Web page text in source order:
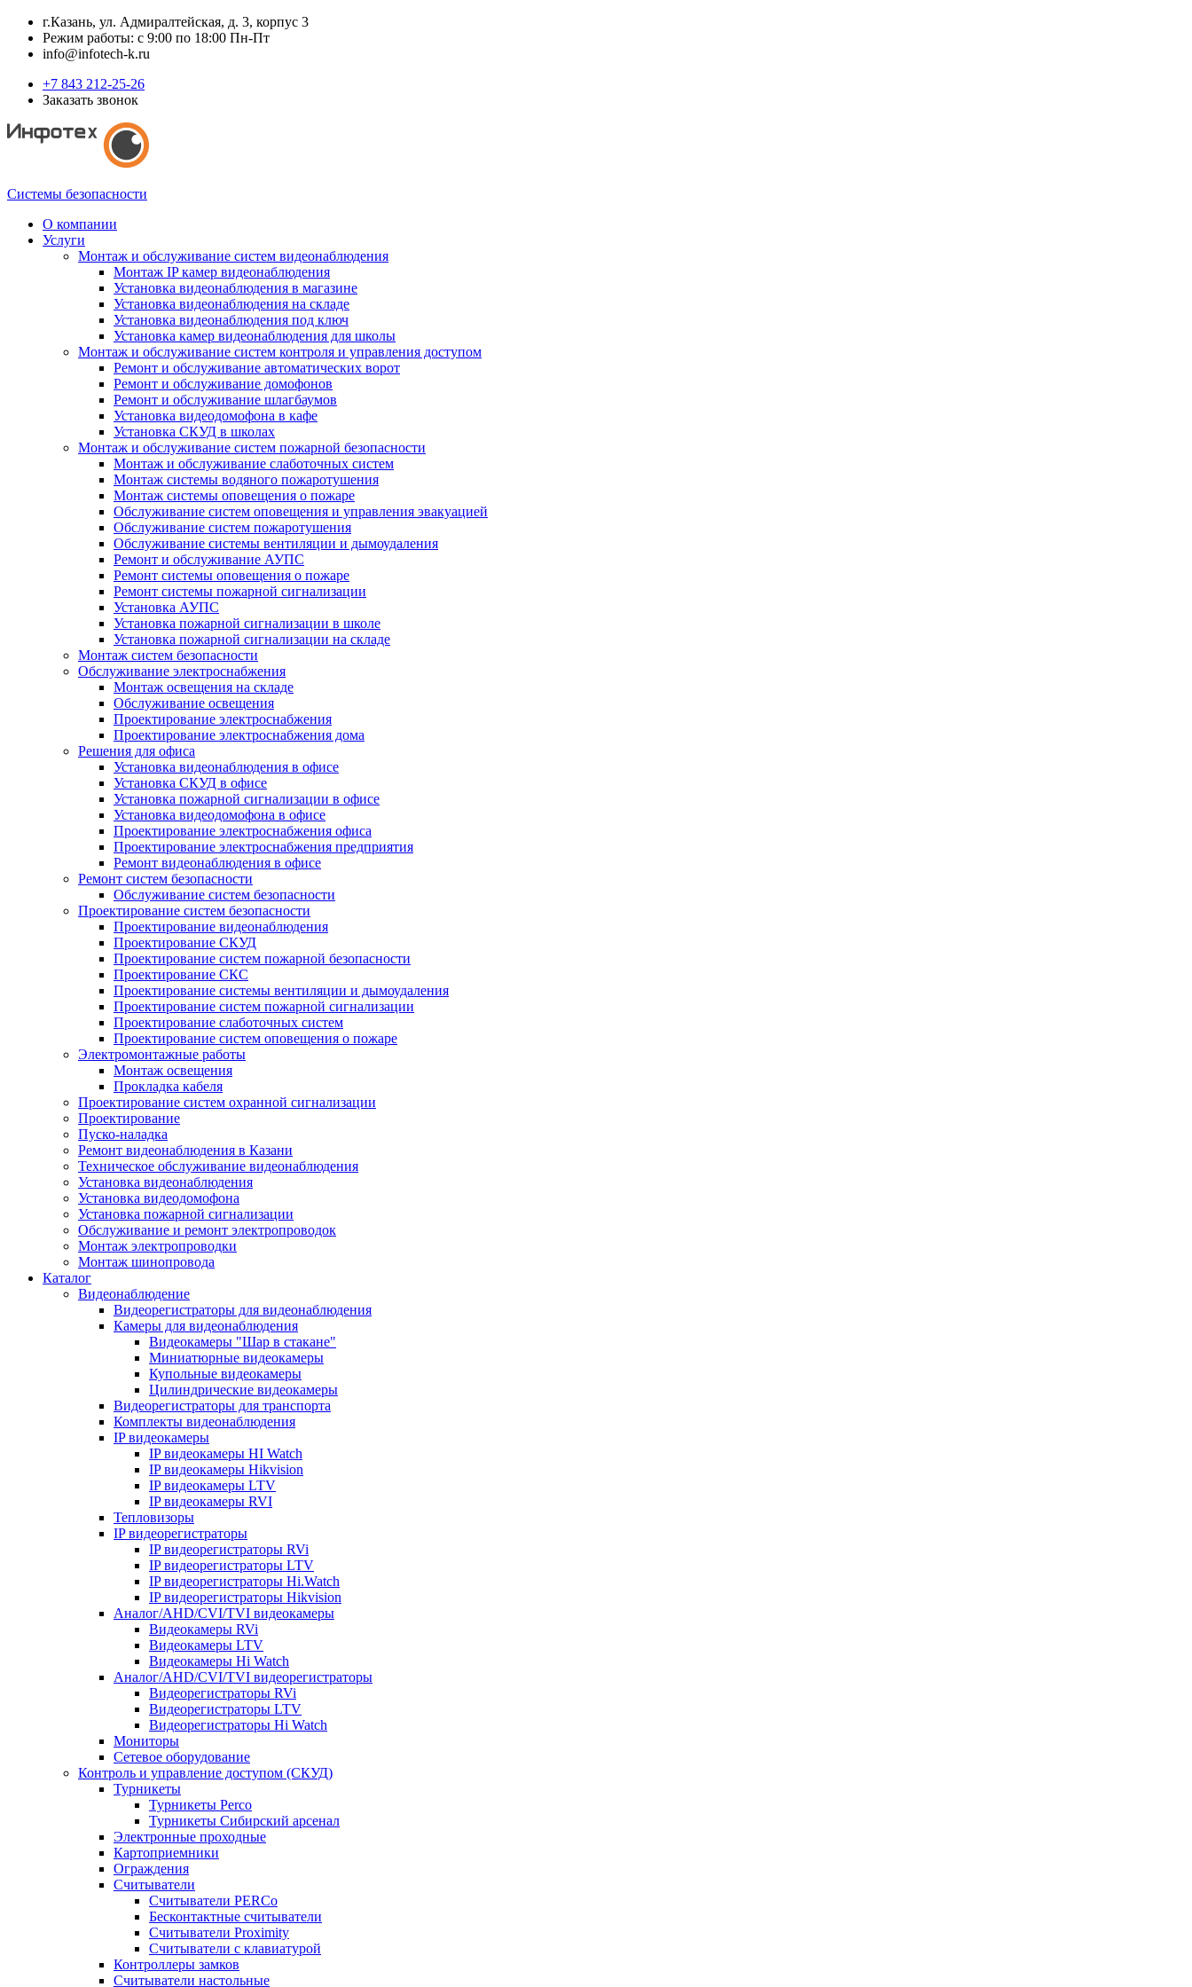
г.Казань, ул. Адмиралтейская, д. 3, корпус 3
Режим работы: с 9:00 по 18:00 Пн-Пт
info@infotech-k.ru
+7 843 212-25-26
Заказать звонок
Системы безопасности
О компании
Услуги
Монтаж и обслуживание систем видеонаблюдения
Монтаж IP камер видеонаблюдения
Установка видеонаблюдения в магазине
Установка видеонаблюдения на складе
Установка видеонаблюдения под ключ
Установка камер видеонаблюдения для школы
Монтаж и обслуживание систем контроля и управления доступом
Ремонт и обслуживание автоматических ворот
Ремонт и обслуживание домофонов
Ремонт и обслуживание шлагбаумов
Установка видеодомофона в кафе
Установка СКУД в школах
Монтаж и обслуживание систем пожарной безопасности
Монтаж и обслуживание слаботочных систем
Монтаж системы водяного пожаротушения
Монтаж системы оповещения о пожаре
Обслуживание систем оповещения и управления эвакуацией
Обслуживание систем пожаротушения
Обслуживание системы вентиляции и дымоудаления
Ремонт и обслуживание АУПС
Ремонт системы оповещения о пожаре
Ремонт системы пожарной сигнализации
Установка АУПС
Установка пожарной сигнализации в школе
Установка пожарной сигнализации на складе
Монтаж систем безопасности
Обслуживание электроснабжения
Монтаж освещения на складе
Обслуживание освещения
Проектирование электроснабжения
Проектирование электроснабжения дома
Решения для офиса
Установка видеонаблюдения в офисе
Установка СКУД в офисе
Установка пожарной сигнализации в офисе
Установка видеодомофона в офисе
Проектирование электроснабжения офиса
Проектирование электроснабжения предприятия
Ремонт видеонаблюдения в офисе
Ремонт систем безопасности
Обслуживание систем безопасности
Проектирование систем безопасности
Проектирование видеонаблюдения
Проектирование СКУД
Проектирование систем пожарной безопасности
Проектирование СКС
Проектирование системы вентиляции и дымоудаления
Проектирование систем пожарной сигнализации
Проектирование слаботочных систем
Проектирование систем оповещения о пожаре
Электромонтажные работы
Монтаж освещения
Прокладка кабеля
Проектирование систем охранной сигнализации
Проектирование
Пуско-наладка
Ремонт видеонаблюдения в Казани
Техническое обслуживание видеонаблюдения
Установка видеонаблюдения
Установка видеодомофона
Установка пожарной сигнализации
Обслуживание и ремонт электропроводок
Монтаж электропроводки
Монтаж шинопровода
Каталог
Видеонаблюдение
Видеорегистраторы для видеонаблюдения
Камеры для видеонаблюдения
Видеокамеры "Шар в стакане"
Миниатюрные видеокамеры
Купольные видеокамеры
Цилиндрические видеокамеры
Видеорегистраторы для транспорта
Комплекты видеонаблюдения
IP видеокамеры
IP видеокамеры HI Watch
IP видеокамеры Hikvision
IP видеокамеры LTV
IP видеокамеры RVI
Тепловизоры
IP видеорегистраторы
IP видеорегистраторы RVi
IP видеорегистраторы LTV
IP видеорегистраторы Hi.Watch
IP видеорегистраторы Hikvision
Аналог/AHD/CVI/TVI видеокамеры
Видеокамеры RVi
Видеокамеры LTV
Видеокамеры Hi Watch
Аналог/AHD/CVI/TVI видеорегистраторы
Видеорегистраторы RVi
Видеорегистраторы LTV
Видеорегистраторы Hi Watch
Мониторы
Сетевое оборудование
Контроль и управление доступом (СКУД)
Турникеты
Турникеты Perco
Турникеты Сибирский арсенал
Электронные проходные
Картоприемники
Ограждения
Считыватели
Считыватели PERCo
Бесконтактные считыватели
Считыватели Proximity
Считыватели с клавиатурой
Контроллеры замков
Считыватели настольные